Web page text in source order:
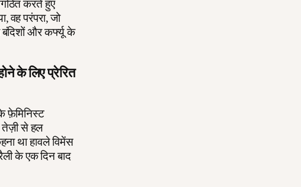
करते हुए
वह परंपरा, जो
और कर्फ्यू के
के लिए प्रेरित
फ़ेमिनिस्ट
तेज़ी से हल
था हावले विमेंस
के एक दिन बाद